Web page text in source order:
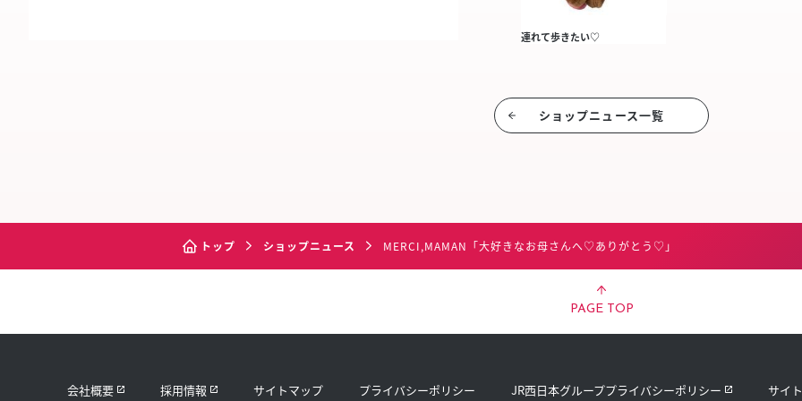
連れて歩きたい♡
ショップニュース⼀覧
トップ ショップニュース MERCI,MAMAN「大好きなお母さんへ♡ありがとう♡」
PAGE TOP
会社概要 採用情報 サイトマップ プライバシーポリシー JR西日本グループプライバシーポリシー サイ